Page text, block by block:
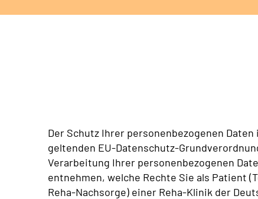
Der Schutz Ihrer personenbezogenen
geltenden EU-Datenschutz-
Verarbeitung Ihrer personenbezogenen
entnehmen, welche Rechte Sie als Patient
Reha-Nachsorge) einer Reha-Klinik der